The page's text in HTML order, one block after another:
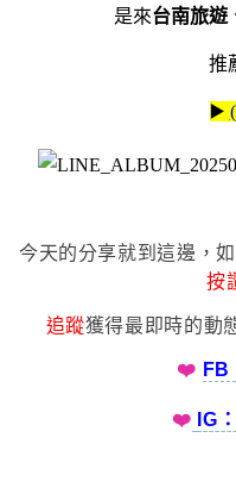
是來台南旅遊
推
▶️
今天的分享就到這邊，
按
追蹤獲得最即時的動
❤️ FB
❤️ IG